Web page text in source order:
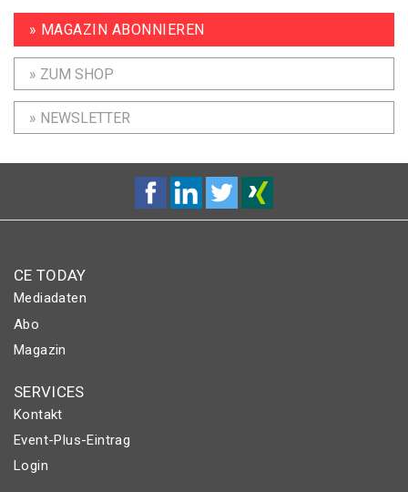
» MAGAZIN ABONNIEREN
» ZUM SHOP
» NEWSLETTER
CE TODAY
Mediadaten
Abo
Magazin
SERVICES
Kontakt
Event-Plus-Eintrag
Login